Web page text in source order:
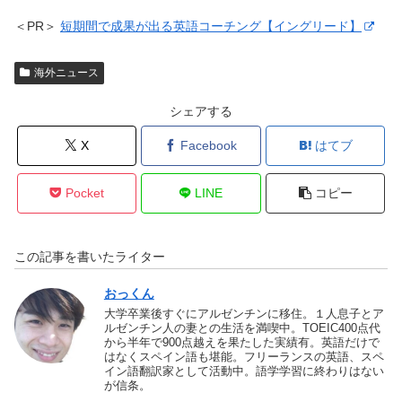
＜PR＞ 短期間で成果が出る英語コーチング【イングリード】
海外ニュース
シェアする
X Facebook はてブ
Pocket LINE コピー
この記事を書いたライター
おっくん
大学卒業後すぐにアルゼンチンに移住。１人息子とア
ルゼンチン人の妻との生活を満喫中。TOEIC400点代
から半年で900点越えを果たした実績有。英語だけで
はなくスペイン語も堪能。フリーランスの英語、スペ
イン語翻訳家として活動中。語学学習に終わりはない
が信条。